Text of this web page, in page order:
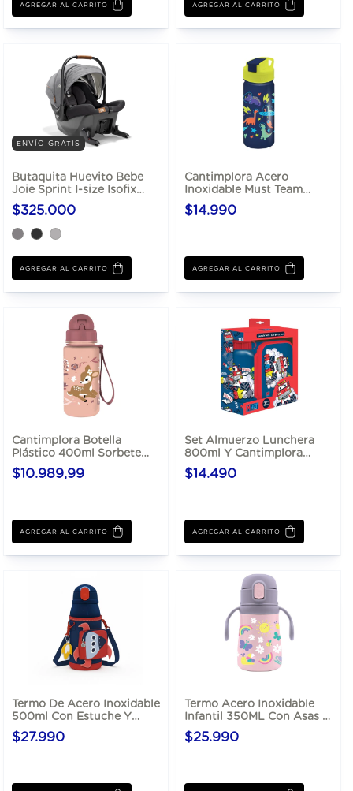
AGREGAR AL CARRITO AGREGAR AL CARRITO
ENVÍO GRATIS
Butaquita Huevito Bebe
Joie Sprint I-size Isofix
Integrado
$325.000
AGREGAR AL CARRITO
Cantimplora Acero
Inoxidable Must Team
450ml Escolar
$14.990
AGREGAR AL CARRITO
Cantimplora Botella
Plástico 400ml Sorbete
Infantil
$10.989,99
AGREGAR AL CARRITO
Set Almuerzo Lunchera
800ml Y Cantimplora
Aluminio 500ml
$14.490
AGREGAR AL CARRITO
Termo De Acero Inoxidable
500ml Con Estuche Y
Sorbete
$27.990
Termo Acero Inoxidable
Infantil 350ML Con Asas Y
Sorbete
$25.990